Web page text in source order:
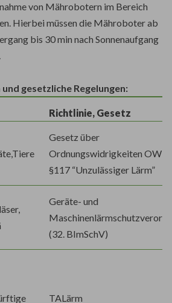
von Mährobotern im Bereich
Hierbei müssen die Mähroboter ab
bis 30 min nach Sonnenaufgang
gesetzliche Regelungen:
Richtlinie, Gesetz
Gesetz über
Ordnungswidrigkeiten OWiG
§117 “Unzulässiger Lärm”
Geräte- und
(32. BImSchV)
TALärm